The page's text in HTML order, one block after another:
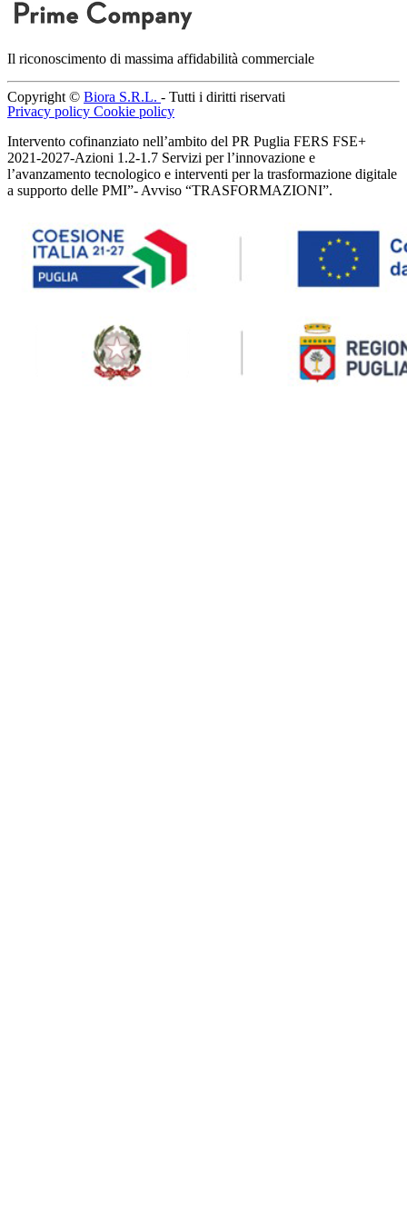
Il riconoscimento di massima affidabilità commerciale
Copyright © Biora S.R.L. - Tutti i diritti riservati
Privacy policy Cookie policy
Intervento cofinanziato nell’ambito del PR Puglia FERS FSE+
2021-2027-Azioni 1.2-1.7 Servizi per l’innovazione e
l’avanzamento tecnologico e interventi per la trasformazione digitale
a supporto delle PMI”- Avviso “TRASFORMAZIONI”.